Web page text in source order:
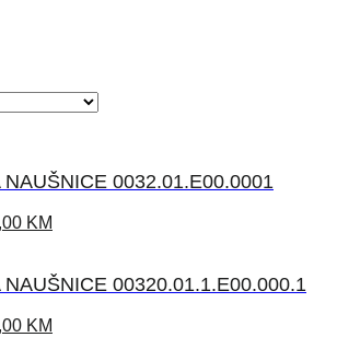
NAUŠNICE 0032.01.E00.0001
KM
NAUŠNICE 00320.01.1.E00.000.1
KM